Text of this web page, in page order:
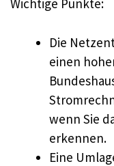
Wichtige Punkte:
Die
einen
wenn Sie
erkennen.
Eine